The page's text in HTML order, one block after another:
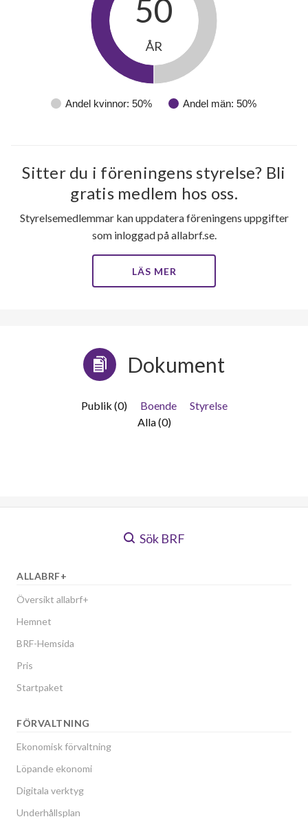
Andel kvinnor: 50% Andel män: 50%
50
ÅR
Sitter du i föreningens styrelse? Bli
gratis medlem hos oss.
Styrelsemedlemmar kan uppdatera föreningens uppgifter
som inloggad på allabrf.se.
LÄS MER
Dokument
Publik (0) Boende
Styrelse
Alla (0)
Sök BRF
ALLABRF+
Översikt allabrf+
Hemnet
BRF-Hemsida
Pris
Startpaket
FÖRVALTNING
Ekonomisk förvaltning
Löpande ekonomi
Digitala verktyg
Underhållsplan